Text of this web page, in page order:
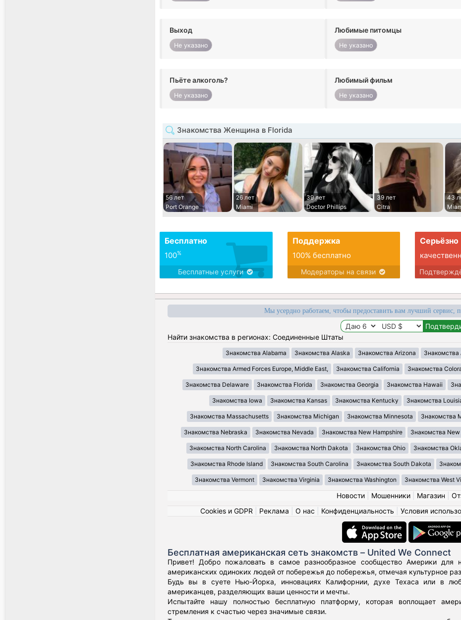
Выход
Не указано
Любимые питомцы
Не указано
Пьёте алкоголь?
Не указано
Любимый фильм
Не указано
Знакомства Женщина в Florida
56 лет
Port Orange
26 лет
Miami
39 лет
Doctor Phillips
39 лет
Citra
43
Бесплатно
100%
Бесплатные услуги
Поддержка
100% бесплатно
Модераторы на связи
Серьёзно
Мы усердно работаем, чтобы предоставить вам лучший сервис,
Найти знакомства в регионах: Соединенные Штаты
Знакомства Alabama Знакомства Alaska Знакомства Arizona Знакомства
Знакомства Armed Forces Europe, Middle East, Знакомства California Знакомства
Знакомства Delaware Знакомства Florida Знакомства Georgia Знакомства Hawaii
Знакомства Iowa Знакомства Kansas Знакомства Kentucky Знакомства
Знакомства Massachusetts Знакомства Michigan Знакомства Minnesota Знакомства
Знакомства Nebraska Знакомства Nevada Знакомства New Hampshire Знакомства
Знакомства North Carolina Знакомства North Dakota Знакомства Ohio Знакомства
Знакомства Rhode Island Знакомства South Carolina Знакомства South Dakota
Знакомства Vermont Знакомства Virginia Знакомства Washington Знакомства West
Новости| Мошенники| Магазин
Cookies и GDPR
Реклама О нас Конфиденциальность Условия
Бесплатная американская сеть знакомств – United We Connect
Привет! Добро пожаловать в самое разнообразное сообщество Америки для
американских одиноких людей от побережья до побережья, отмечая культурное
Будь вы в суете Нью-Йорка, инновациях Калифорнии, духе Техаса или в
американцев, разделяющих ваши ценности и мечты.
Испытайте нашу полностью бесплатную платформу, которая воплощает
стремления к счастью через значимые связи.